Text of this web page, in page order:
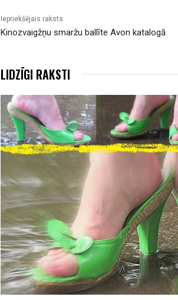
Iepriekšējais raksts
Kinozvaigžņu smaržu ballīte Avon katalogā
LIDZĪGI RAKSTI